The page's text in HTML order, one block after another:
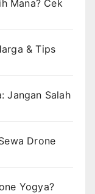
Mana? Cek
& Tips
Jangan Salah
Drone
Yogya?